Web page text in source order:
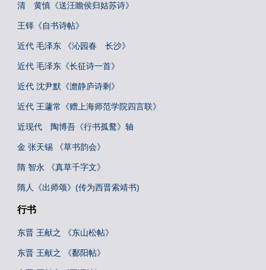
清 黄慎《送汪瞻侯归姑苏诗》
王铎《自书诗帖》
近代 毛泽东 《沁园春 长沙》
近代 毛泽东《长征诗一首》
近代 沈尹默《澹静庐诗剩》
近代 王蘧常《赠上海师范学院四言联》
近现代 陶博吾《行书孤鹜》轴
金 张天锡 《草书韵会》
隋 智永 《真草千字文》
隋人《出师颂》(传为西晋索靖书)
行书
东晋 王献之 《东山松帖》
东晋 王献之 《鄱阳帖》